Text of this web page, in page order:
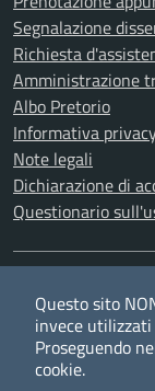
Segnalazione
Richiesta
Amministrazione
Albo Pretorio
Informativa
Note legali
Dichiarazione di
Questionario
Twitter
Questo sito
invece utilizzati
Proseguendo
cookie.